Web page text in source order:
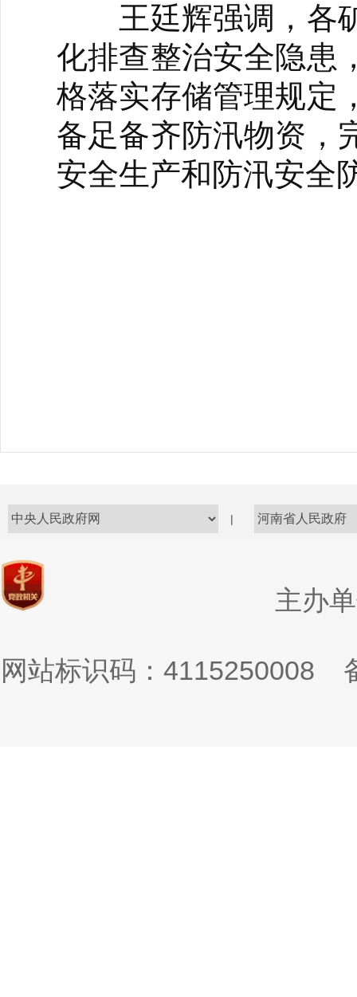
王廷辉强调，各矿
化排查整治安全隐患
格落实存储管理规定
备足备齐防汛物资，
安全生产和防汛安全
|
主办
网站标识码：4115250008